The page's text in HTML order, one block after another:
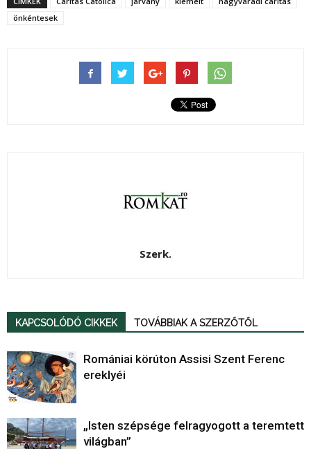
önkéntesek
Szerk.
KAPCSOLÓDÓ CIKKEK TOVÁBBIAK A SZERZŐTŐL
Romániai körúton Assisi Szent Ferenc
ereklyéi
„Isten szépsége felragyogott a teremtett
világban”